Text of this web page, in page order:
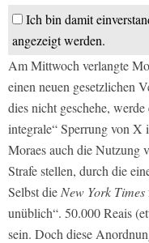
Ich bin damit
angezeigt werden.
Am Mittwoch verlangte
einen neuen gesetzlichen
dies nicht geschehe,
integrale“ Sperrung von
Moraes auch die Nutzung
Strafe stellen, durch die
Selbst die New York Times
unüblich“. 50.000 Reais
sein. Doch diese